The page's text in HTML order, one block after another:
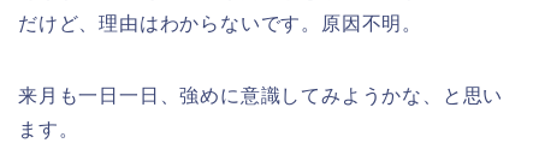
だけど、理由はわからないです。原因不明。
来月も一日一日、強めに意識してみようかな、と思い
ます。